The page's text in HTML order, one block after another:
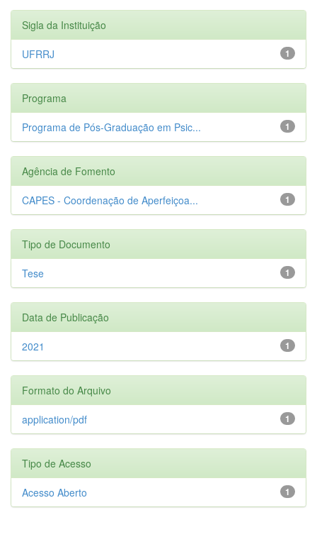
Sigla da Instituição
1
UFRRJ
Programa
1
Programa de Pós-Graduação em Psic...
Agência de Fomento
1
CAPES - Coordenação de Aperfeiçoa...
Tipo de Documento
1
Tese
Data de Publicação
1
2021
Formato do Arquivo
1
application/pdf
Tipo de Acesso
1
Acesso Aberto